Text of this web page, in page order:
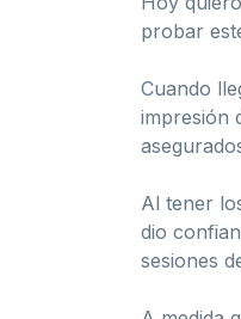
probar
Cuando
impresión
Al tener
dio
sesiones